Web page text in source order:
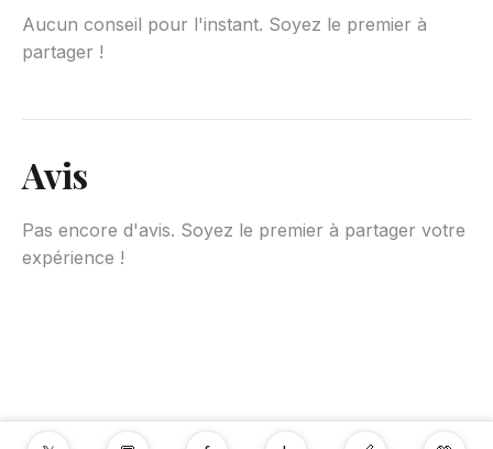
Aucun conseil pour l'instant. Soyez le premier à
partager !
Avis
Pas encore d'avis. Soyez le premier à partager votre
expérience !